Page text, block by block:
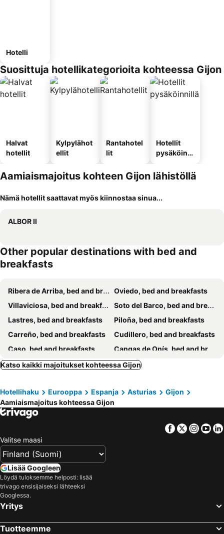
Hotelli
Suosittuja hotellikategorioita kohteessa Gijon
Halvat
hotellit
Kylpylähot
ellit
Rantahotel
lit
Hotellit
pysäköinni
Aamiaismajoitus kohteen Gijon lähistöllä
Nämä hotellit saattavat myös kiinnostaa sinua...
ALBOR II
Other popular destinations with bed and
breakfasts
Ribera de Arriba, bed and breakfasts
Oviedo, bed and breakfasts
Villaviciosa, bed and breakfasts
Soto del Barco, bed and breakfasts
Lastres, bed and breakfasts
Piloña, bed and breakfasts
Carreño, bed and breakfasts
Cudillero, bed and breakfasts
Caso, bed and breakfasts
Cangas de Onís, bed and breakfasts
Ribadesella, bed and breakfasts
Mieres, bed and breakfasts
Katso kaikki majoitukset kohteessa Gijon
Hotellihaku Eurooppa Espanja Asturias
Gijon
Aamiaismajoitus kohteessa Gijon
Facebook
Twitter
Valitse maasi
Lisää Googleen
Löydä tuloksemme helposti: lisää
trivago ensisijaiseksi lähteeksi
Googlessa.
Yritys
Tuotteemme